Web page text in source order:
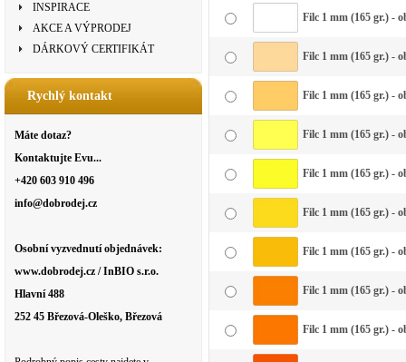
INSPIRACE
AKCE A VÝPRODEJ
DÁRKOVÝ CERTIFIKÁT
Rychlý kontakt
Máte dotaz?
Kontaktujte Evu...
+420 603 910 496
info@dobrodej.cz
Osobní vyzvednutí objednávek:
www.dobrodej.cz / InBIO s.r.o.
Hlavní 488
252 45 Březová-Oleško, Březová
Filc 1 mm (165 gr.) -
Filc 1 mm (165 gr.) -
Filc 1 mm (165 gr.) -
Filc 1 mm (165 gr.) -
Filc 1 mm (165 gr.) -
Filc 1 mm (165 gr.) -
Filc 1 mm (165 gr.) -
Filc 1 mm (165 gr.) -
Filc 1 mm (165 gr.) -